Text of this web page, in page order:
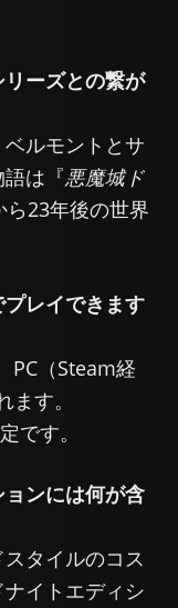
ーズとの繋が
ルモントとサ
語は『悪魔城ド
ら23年後の世界
レイできます
PC（Steam経
す。
です。
ンには何が含
タイルのコス
イトエディシ